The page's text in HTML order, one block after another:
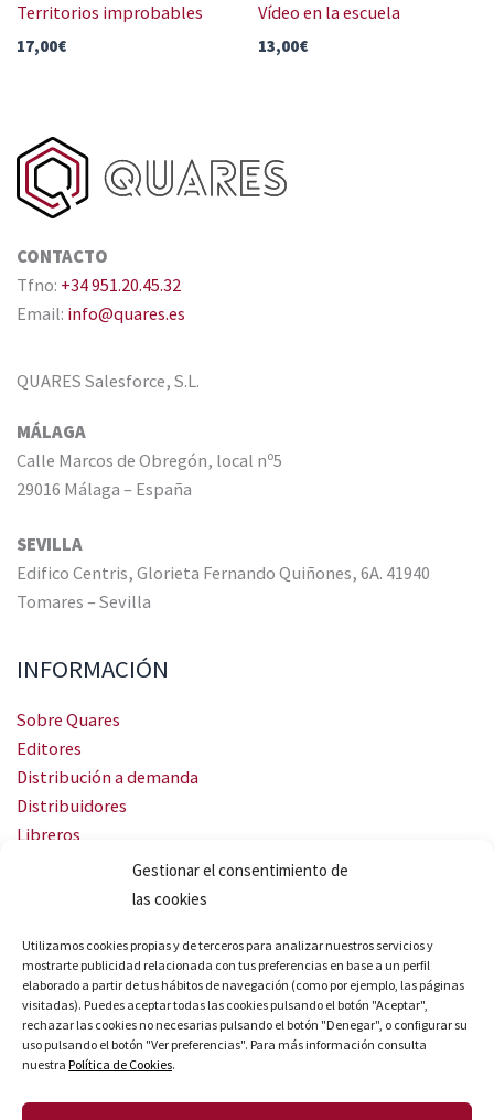
Gestionar el consentimiento de
las cookies
Utilizamos cookies propias y de terceros para analizar nuestros servicios y
mostrarte publicidad relacionada con tus preferencias en base a un perfil
elaborado a partir de tus hábitos de navegación (como por ejemplo, las páginas
visitadas). Puedes aceptar todas las cookies pulsando el botón "Aceptar",
rechazar las cookies no necesarias pulsando el botón "Denegar", o configurar su
uso pulsando el botón "Ver preferencias". Para más información consulta
nuestra Política de Cookies.
Territorios improbables
17,00€
Vídeo en la escuela
13,00€
CONTACTO
Tfno: +34 951.20.45.32
Email: info@quares.es
QUARES Salesforce, S.L.
MÁLAGA
Calle Marcos de Obregón, local nº5
29016 Málaga – España
SEVILLA
Edifico Centris, Glorieta Fernando Quiñones, 6A. 41940
Tomares – Sevilla
INFORMACIÓN
Sobre Quares
Editores
Distribución a demanda
Distribuidores
Libreros
Servicio Landingweb
Crea tu audiobook